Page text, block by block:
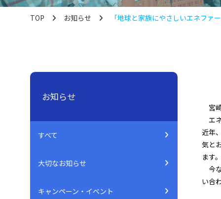
TOP お知らせ 「地球と家族にやさしいエネファ
お知らせ
すべて
大切なお知らせ
キャンペーン・イベント
宮
エ
近年
気と
ます
今
い合